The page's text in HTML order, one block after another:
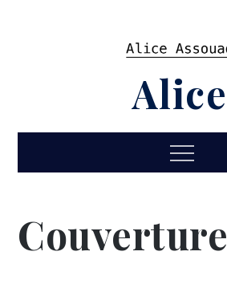
Alice
Menu
Couverture